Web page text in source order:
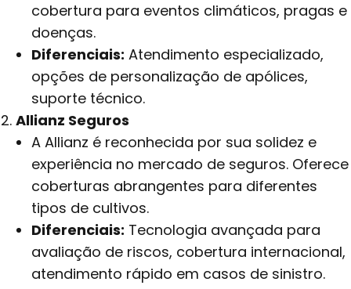
cobertura para eventos climáticos, pragas e
doenças.
Diferenciais: Atendimento especializado,
opções de personalização de apólices,
suporte técnico.
Allianz Seguros
A Allianz é reconhecida por sua solidez e
experiência no mercado de seguros. Oferece
coberturas abrangentes para diferentes
tipos de cultivos.
Diferenciais: Tecnologia avançada para
avaliação de riscos, cobertura internacional,
atendimento rápido em casos de sinistro.